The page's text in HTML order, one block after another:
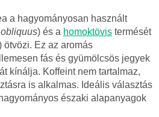
a hagyományosan használt
) és a homoktövis termését
ötvözi. Ez az aromás
fás és gyümölcsös jegyek
kínálja. Koffeint nem tartalmaz,
is alkalmas. Ideális választás
északi alapanyagok